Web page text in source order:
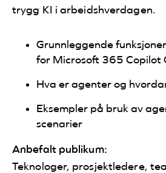
trygg KI i arbeidshverdagen.
Grunnleggende
for Microsoft 365 Copilot
Hva er agenter og
Eksempler på bruk av
scenarier
Anbefalt publikum:
Teknologer, prosjektledere,